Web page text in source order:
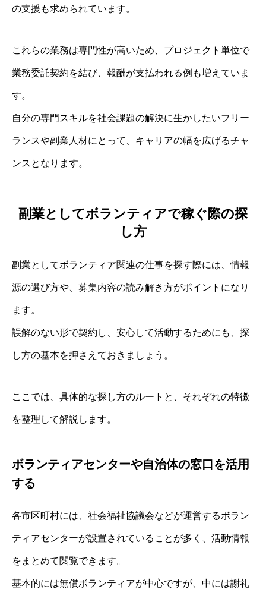
の支援も求められています。
これらの業務は専門性が高いため、プロジェクト単位で
業務委託契約を結び、報酬が支払われる例も増えていま
す。
自分の専門スキルを社会課題の解決に生かしたいフリー
ランスや副業人材にとって、キャリアの幅を広げるチャ
ンスとなります。
副業としてボランティアで稼ぐ際の探
し方
副業としてボランティア関連の仕事を探す際には、情報
源の選び方や、募集内容の読み解き方がポイントになり
ます。
誤解のない形で契約し、安心して活動するためにも、探
し方の基本を押さえておきましょう。
ここでは、具体的な探し方のルートと、それぞれの特徴
を整理して解説します。
ボランティアセンターや自治体の窓口を活用
する
各市区町村には、社会福祉協議会などが運営するボラン
ティアセンターが設置されていることが多く、活動情報
をまとめて閲覧できます。
基本的には無償ボランティアが中心ですが、中には謝礼